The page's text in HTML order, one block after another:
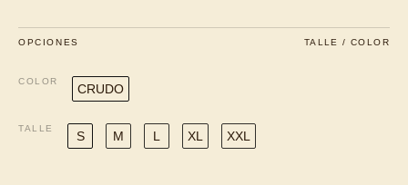
OPCIONES TALLE / COLOR
COLOR
CRUDO
TALLE
S M L XL XXL